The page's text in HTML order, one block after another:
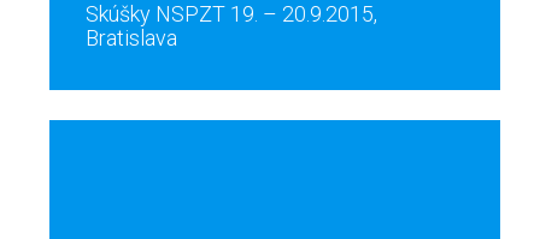
Skúšky NSPZT 19. – 20.9.2015,
Bratislava